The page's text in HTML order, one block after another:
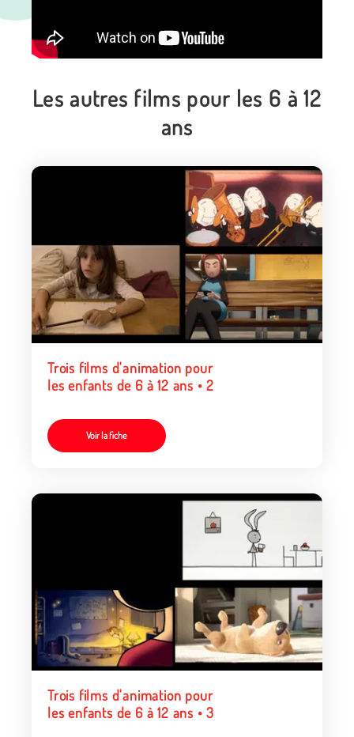
Les autres films pour les 6 à 12
ans
Trois films d'animation pour
les enfants de 6 à 12 ans • 2
Voir la fiche
Trois films d'animation pour
les enfants de 6 à 12 ans • 3